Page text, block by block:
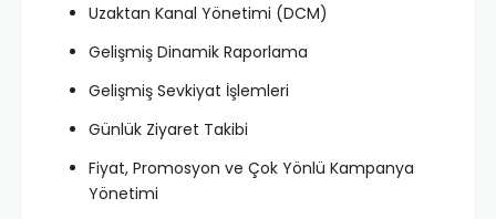
Uzaktan Kanal Yönetimi (DCM)
Gelişmiş Dinamik Raporlama
Gelişmiş Sevkiyat İşlemleri
Günlük Ziyaret Takibi
Fiyat, Promosyon ve Çok Yönlü Kampanya
Yönetimi